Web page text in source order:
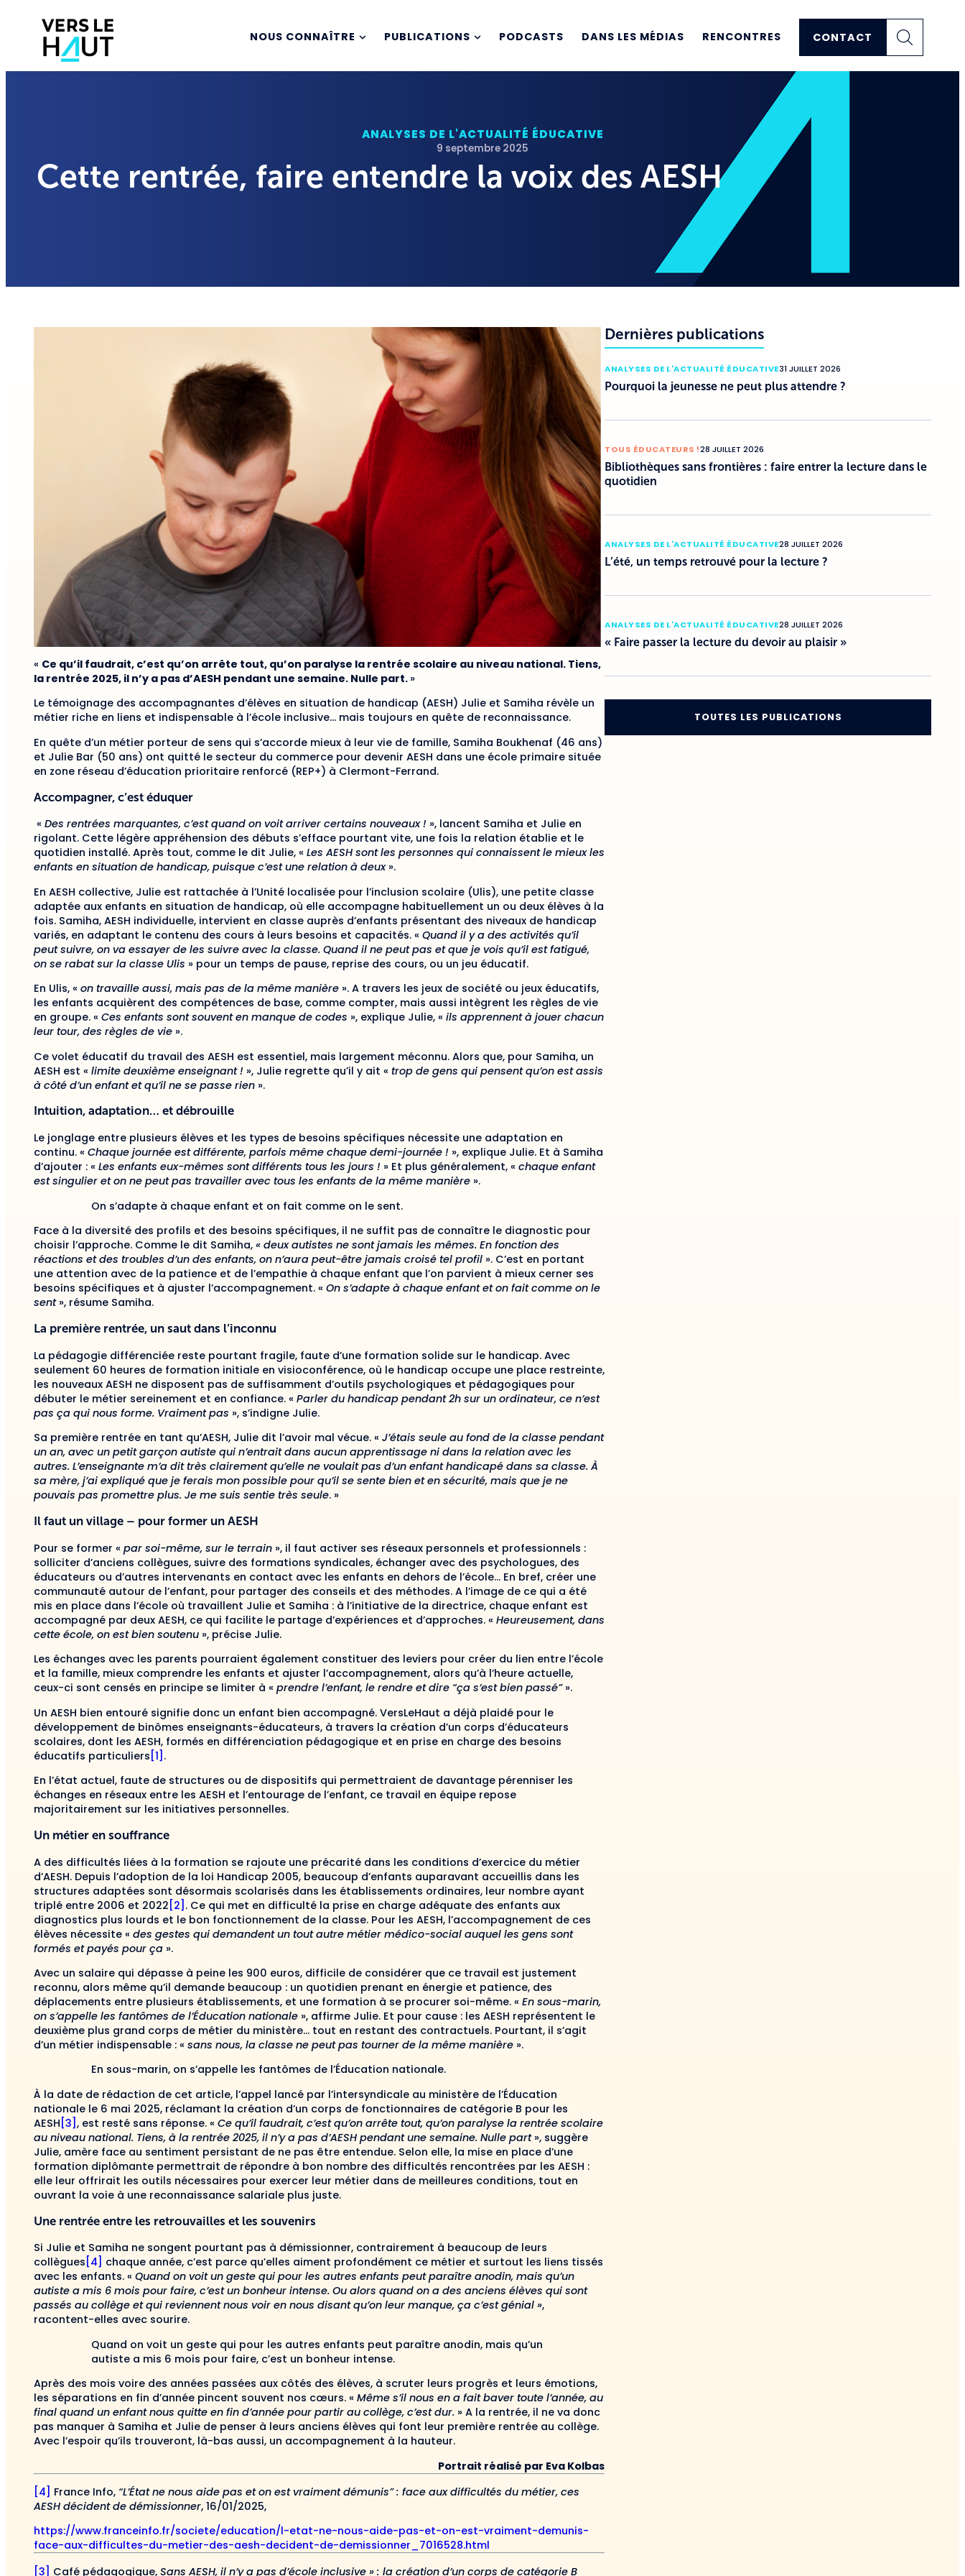
NOUS CONNAÎTRE PUBLICATIONS PODCASTS DANS LES MÉDIAS RENCONTRES CONTACT
ANALYSES DE L'ACTUALITÉ ÉDUCATIVE
9 septembre 2025
Cette rentrée, faire entendre la voix des AESH
« Ce qu’il faudrait, c’est qu’on arrête tout, qu’on paralyse la rentrée scolaire au niveau national. Tiens,
la rentrée 2025, il n’y a pas d’AESH pendant une semaine. Nulle part. »
Le témoignage des accompagnantes d’élèves en situation de handicap (AESH) Julie et Samiha révèle un
métier riche en liens et indispensable à l’école inclusive… mais toujours en quête de reconnaissance.
En quête d’un métier porteur de sens qui s’accorde mieux à leur vie de famille, Samiha Boukhenaf (46 ans)
et Julie Bar (50 ans) ont quitté le secteur du commerce pour devenir AESH dans une école primaire située
en zone réseau d’éducation prioritaire renforcé (REP+) à Clermont-Ferrand.
Accompagner, c’est éduquer
« Des rentrées marquantes, c’est quand on voit arriver certains nouveaux ! », lancent Samiha et Julie en
rigolant. Cette légère appréhension des débuts s’efface pourtant vite, une fois la relation établie et le
quotidien installé. Après tout, comme le dit Julie, « Les AESH sont les personnes qui connaissent le mieux les
enfants en situation de handicap, puisque c’est une relation à deux».
En AESH collective, Julie est rattachée à l’Unité localisée pour l’inclusion scolaire (Ulis), une petite classe
adaptée aux enfants en situation de handicap, où elle accompagne habituellement un ou deux élèves à la
fois. Samiha, AESH individuelle, intervient en classe auprès d’enfants présentant des niveaux de handicap
variés, en adaptant le contenu des cours à leurs besoins et capacités. « Quand il y a des activités qu’il
peut suivre, on va essayer de les suivre avec la classe. Quand il ne peut pas et que je vois qu’il est fatigué,
on se rabat sur la classe Ulis » pour un temps de pause, reprise des cours, ou un jeu éducatif.
En Ulis, « on travaille aussi, mais pas de la même manière ». A travers les jeux de société ou jeux éducatifs,
les enfants acquièrent des compétences de base, comme compter, mais aussi intègrent les règles de vie
en groupe. « Ces enfants sont souvent en manque de codes », explique Julie, « ils apprennent à jouer chacun
leur tour, des règles de vie ».
Ce volet éducatif du travail des AESH est essentiel, mais largement méconnu. Alors que, pour Samiha, un
AESH est « limite deuxième enseignant ! », Julie regrette qu’il y ait « trop de gens qui pensent qu’on est assis
à côté d’un enfant et qu’il ne se passe rien ».
Intuition, adaptation… et débrouille
Le jonglage entre plusieurs élèves et les types de besoins spécifiques nécessite une adaptation en
continu. « Chaque journée est différente, parfois même chaque demi-journée ! », explique Julie. Et à Samiha
d’ajouter : « Les enfants eux-mêmes sont différents tous les jours ! » Et plus généralement, « chaque enfant
est singulier et on ne peut pas travailler avec tous les enfants de la même manière ».
On s’adapte à chaque enfant et on fait comme on le sent.
Face à la diversité des profils et des besoins spécifiques, il ne suffit pas de connaître le diagnostic pour
choisir l’approche. Comme le dit Samiha, « deux autistes ne sont jamais les mêmes. En fonction des
réactions et des troubles d’un des enfants, on n’aura peut-être jamais croisé tel profil ». C’est en portant
une attention avec de la patience et de l’empathie à chaque enfant que l’on parvient à mieux cerner ses
besoins spécifiques et à ajuster l’accompagnement. « On s’adapte à chaque enfant et on fait comme on le
sent», résume Samiha.
La première rentrée, un saut dans l’inconnu
La pédagogie différenciée reste pourtant fragile, faute d’une formation solide sur le handicap. Avec
seulement 60 heures de formation initiale en visioconférence, où le handicap occupe une place restreinte,
les nouveaux AESH ne disposent pas de suffisamment d’outils psychologiques et pédagogiques pour
débuter le métier sereinement et en confiance. « Parler du handicap pendant 2h sur un ordinateur, ce n’est
pas ça qui nous forme. Vraiment pas », s’indigne Julie.
Sa première rentrée en tant qu’AESH, Julie dit l’avoir mal vécue. « J’étais seule au fond de la classe pendant
un an, avec un petit garçon autiste qui n’entrait dans aucun apprentissage ni dans la relation avec les
autres. L’enseignante m’a dit très clairement qu’elle ne voulait pas d’un enfant handicapé dans sa classe. À
sa mère, j’ai expliqué que je ferais mon possible pour qu’il se sente bien et en sécurité, mais que je ne
pouvais pas promettre plus. Je me suis sentie très seule. »
Il faut un village – pour former un AESH
Pour se former « par soi-même, sur le terrain », il faut activer ses réseaux personnels et professionnels :
solliciter d’anciens collègues, suivre des formations syndicales, échanger avec des psychologues, des
éducateurs ou d’autres intervenants en contact avec les enfants en dehors de l’école… En bref, créer une
communauté autour de l’enfant, pour partager des conseils et des méthodes. A l’image de ce qui a été
mis en place dans l’école où travaillent Julie et Samiha : à l’initiative de la directrice, chaque enfant est
accompagné par deux AESH, ce qui facilite le partage d’expériences et d’approches. « Heureusement, dans
cette école, on est bien soutenu », précise Julie.
Les échanges avec les parents pourraient également constituer des leviers pour créer du lien entre l’école
et la famille, mieux comprendre les enfants et ajuster l’accompagnement, alors qu’à l’heure actuelle,
ceux-ci sont censés en principe se limiter à « prendre l’enfant, le rendre et dire “ça s’est bien passé”».
Un AESH bien entouré signifie donc un enfant bien accompagné. VersLeHaut a déjà plaidé pour le
développement de binômes enseignants-éducateurs, à travers la création d’un corps d’éducateurs
scolaires, dont les AESH, formés en différenciation pédagogique et en prise en charge des besoins
éducatifs particuliers [1] .
En l’état actuel, faute de structures ou de dispositifs qui permettraient de davantage pérenniser les
échanges en réseaux entre les AESH et l’entourage de l’enfant, ce travail en équipe repose
majoritairement sur les initiatives personnelles.
Un métier en souffrance
A des difficultés liées à la formation se rajoute une précarité dans les conditions d’exercice du métier
d’AESH. Depuis l’adoption de la loi Handicap 2005, beaucoup d’enfants auparavant accueillis dans les
structures adaptées sont désormais scolarisés dans les établissements ordinaires, leur nombre ayant
triplé entre 2006 et 2022 [2] . Ce qui met en difficulté la prise en charge adéquate des enfants aux
diagnostics plus lourds et le bon fonctionnement de la classe. Pour les AESH, l’accompagnement de ces
élèves nécessite « des gestes qui demandent un tout autre métier médico-social auquel les gens sont
formés et payés pour ça ».
Avec un salaire qui dépasse à peine les 900 euros, difficile de considérer que ce travail est justement
reconnu, alors même qu’il demande beaucoup : un quotidien prenant en énergie et patience, des
déplacements entre plusieurs établissements, et une formation à se procurer soi-même. « En sous-marin,
on s’appelle les fantômes de l’Éducation nationale », affirme Julie. Et pour cause : les AESH représentent le
deuxième plus grand corps de métier du ministère… tout en restant des contractuels. Pourtant, il s’agit
d’un métier indispensable : « sans nous, la classe ne peut pas tourner de la même manière ».
En sous-marin, on s’appelle les fantômes de l’Éducation nationale.
À la date de rédaction de cet article, l’appel lancé par l’intersyndicale au ministère de l’Éducation
nationale le 6 mai 2025, réclamant la création d’un corps de fonctionnaires de catégorie B pour les
AESH [3] , est resté sans réponse. « Ce qu’il faudrait, c’est qu’on arrête tout, qu’on paralyse la rentrée scolaire
au niveau national. Tiens, à la rentrée 2025, il n’y a pas d’AESH pendant une semaine. Nulle part», suggère
Julie, amère face au sentiment persistant de ne pas être entendue. Selon elle, la mise en place d’une
formation diplômante permettrait de répondre à bon nombre des difficultés rencontrées par les AESH :
elle leur offrirait les outils nécessaires pour exercer leur métier dans de meilleures conditions, tout en
ouvrant la voie à une reconnaissance salariale plus juste.
Une rentrée entre les retrouvailles et les souvenirs
Si Julie et Samiha ne songent pourtant pas à démissionner, contrairement à beaucoup de leurs
collègues [4] chaque année, c’est parce qu’elles aiment profondément ce métier et surtout les liens tissés
avec les enfants. « Quand on voit un geste qui pour les autres enfants peut paraître anodin, mais qu’un
autiste a mis 6 mois pour faire, c’est un bonheur intense. Ou alors quand on a des anciens élèves qui sont
passés au collège et qui reviennent nous voir en nous disant qu’on leur manque, ça c’est génial »,
racontent-elles avec sourire.
Quand on voit un geste qui pour les autres enfants peut paraître anodin, mais qu’un
autiste a mis 6 mois pour faire, c’est un bonheur intense.
Après des mois voire des années passées aux côtés des élèves, à scruter leurs progrès et leurs émotions,
les séparations en fin d’année pincent souvent nos cœurs. « Même s’il nous en a fait baver toute l’année, au
final quand un enfant nous quitte en fin d’année pour partir au collège, c’est dur. » A la rentrée, il ne va donc
pas manquer à Samiha et Julie de penser à leurs anciens élèves qui font leur première rentrée au collège.
Avec l’espoir qu’ils trouveront, là-bas aussi, un accompagnement à la hauteur.
Portrait réalisé par Eva Kolbas
[4] France Info, “L’État ne nous aide pas et on est vraiment démunis” : face aux difficultés du métier, ces
AESH décident de démissionner, 16/01/2025,
https://www.franceinfo.fr/societe/education/l-etat-ne-nous-aide-pas-et-on-est-vraiment-demunis-
face-aux-difficultes-du-metier-des-aesh-decident-de-demissionner_7016528.html
[3] Café pédagogique, Sans AESH, il n’y a pas d’école inclusive » : la création d’un corps de catégorie B
Dernières publications
ANALYSES DE L'ACTUALITÉ ÉDUCATIVE31 JUILLET 2026
Pourquoi la jeunesse ne peut plus attendre ?
TOUS ÉDUCATEURS !28 JUILLET 2026
Bibliothèques sans frontières : faire entrer la lecture dans le
quotidien
ANALYSES DE L'ACTUALITÉ ÉDUCATIVE28 JUILLET 2026
L’été, un temps retrouvé pour la lecture ?
ANALYSES DE L'ACTUALITÉ ÉDUCATIVE28 JUILLET 2026
« Faire passer la lecture du devoir au plaisir »
TOUTES LES PUBLICATIONS